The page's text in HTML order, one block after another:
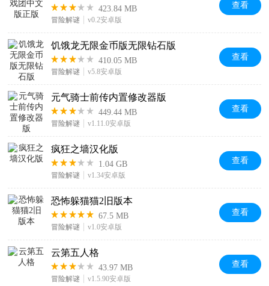
423.84 MB
冒险解谜 v0.2安卓版
查看
饥饿龙无限金币版无限钻石版
410.05 MB
冒险解谜 v5.8安卓版
查看
元气骑士前传内置修改器版
449.44 MB
冒险解谜 v1.11.0安卓版
查看
疯狂之墙汉化版
1.04 GB
冒险解谜 v1.34安卓版
查看
恐怖躲猫猫2旧版本
67.5 MB
冒险解谜 v1.0安卓版
查看
云第五人格
43.97 MB
冒险解谜 v1.5.90安卓版
查看